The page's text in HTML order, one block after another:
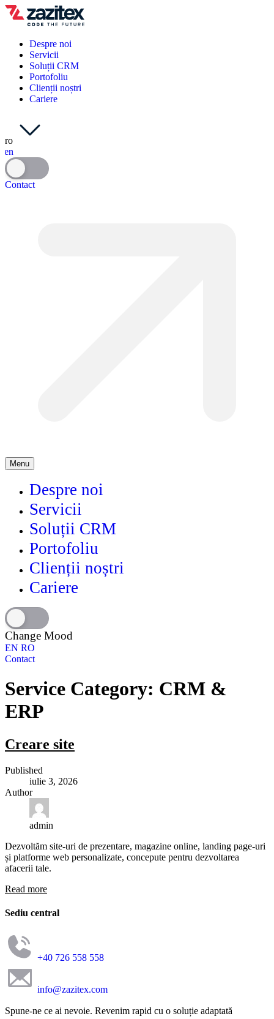
Despre noi
Servicii
Soluții CRM
Portofoliu
Clienții noștri
Cariere
ro
en
Contact
Menu
Despre noi
Servicii
Soluții CRM
Portofoliu
Clienții noștri
Cariere
Change Mood
EN RO
Contact
Service Category: CRM &
ERP
Creare site
Published
iulie 3, 2026
Author
admin
Dezvoltăm site-uri de prezentare, magazine online, landing page-uri
și platforme web personalizate, concepute pentru dezvoltarea
afacerii tale.
Read more
Sediu central
+40 726 558 558
info@zazitex.com
Spune-ne ce ai nevoie. Revenim rapid cu o soluție adaptată